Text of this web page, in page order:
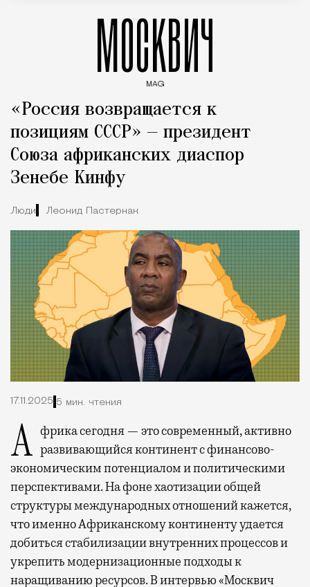
МОСКВИЧ
MAG
«Россия возвращается к
позициям СССР» — президент
Союза африканских диаспор
Зенебе Кинфу
Люди Леонид Пастернак
17.11.2025 5 мин. чтения
Африка сегодня — это современный, активно развивающийся континент с финансово-
экономическим потенциалом и политическими
перспективами. На фоне хаотизации общей
структуры международных отношений кажется,
что именно Африканскому континенту удается
добиться стабилизации внутренних процессов и
укрепить модернизационные подходы к
наращиванию ресурсов. В интервью «Москвич